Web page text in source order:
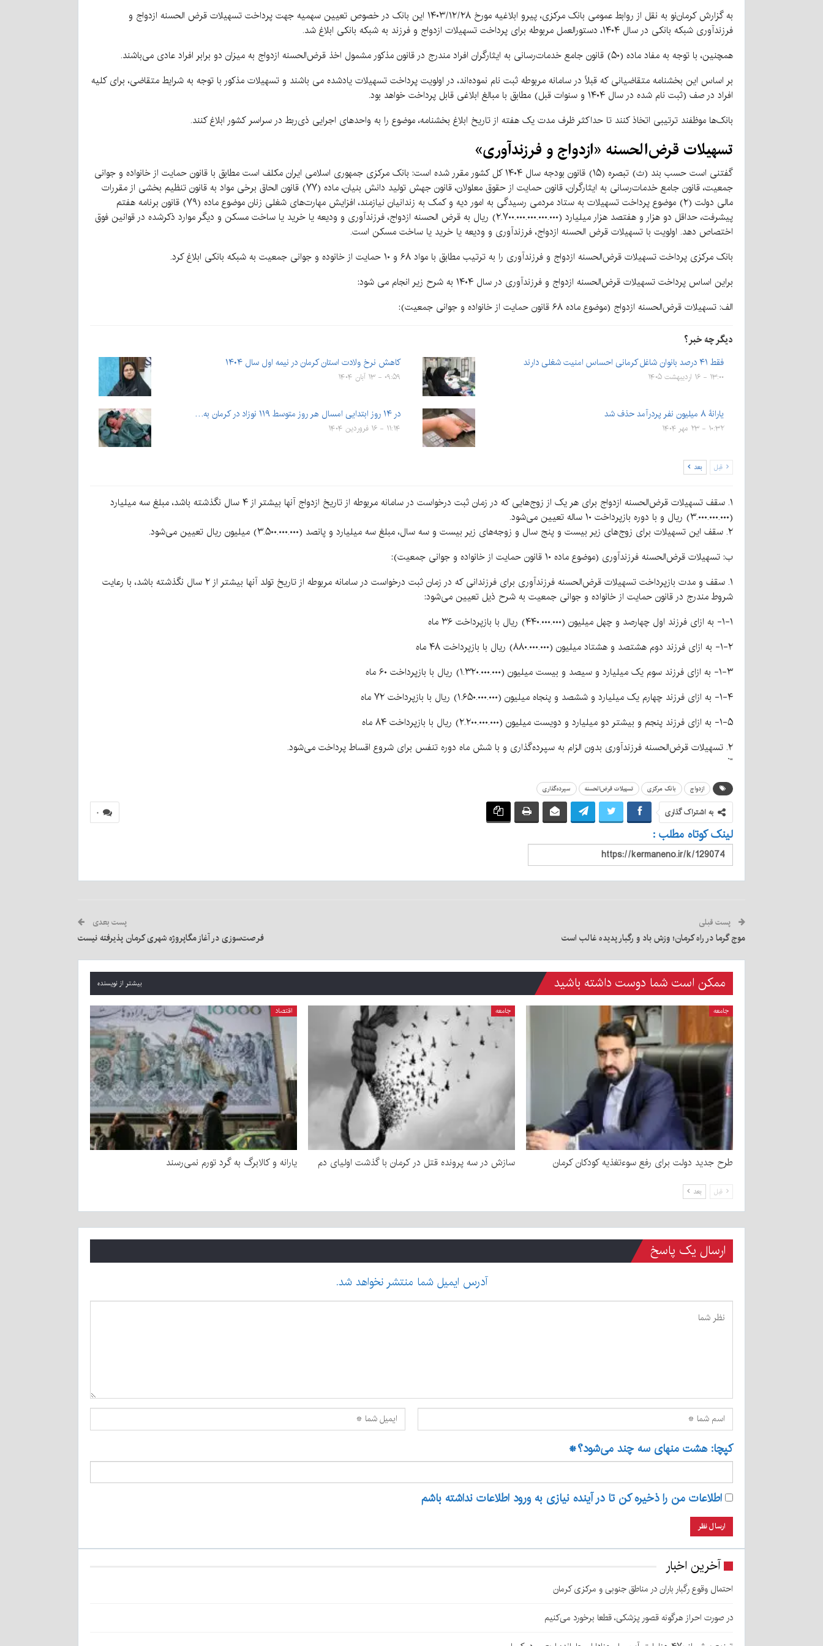
به گزارش کرمان‌نو به نقل از روابط عمومی بانک مرکزی، پیرو ابلاغیه مورخ ۲۸‏/۱۲‏/۱۴۰۳ این بانک در خصوص تعیین سهمیه جهت پرداخت تسهیلات قرض الحسنه ازدواج و
فرزندآوری شبکه بانکی در سال ۱۴۰۴، دستورالعمل مربوطه برای پرداخت تسهیلات ازدواج و فرزند به شبکه بانکی ابلاغ شد.
همچنین، با توجه به مفاد ماده (۵۰) قانون جامع خدمات‌رسانی به ایثارگران افراد مندرج در قانون مذکور مشمول اخذ قرض‌الحسنه ازدواج به میزان دو برابر افراد عادی می‌باشند.
بر اساس این بخشنامه متقاضیانی که قبلاً در سامانه مربوطه ثبت نام نموده‌اند، در اولویت پرداخت تسهیلات یادشده می باشند و تسهیلات مذکور با توجه به شرایط متقاضی، برای کلیه
افراد در صف (ثبت نام شده در سال ۱۴۰۴ و سنوات قبل) مطابق با مبالغ ابلاغی قابل پرداخت خواهد بود.
بانک‌ها موظفند ترتیبی اتخاذ کنند تا حداکثر ظرف مدت یک هفته از تاریخ ابلاغ بخشنامه، موضوع را به واحدهای اجرایی ذی‌ربط در سراسر کشور ابلاغ کنند.
تسهیلات قرض‌الحسنه «ازدواج و فرزندآوری»
گفتنی است حسب بند (ث) تبصره (۱۵) قانون بودجه سال ۱۴۰۴ کل کشور مقرر شده است: بانک مرکزی جمهوری اسلامی ایران مکلف است مطابق با قانون حمایت از خانواده و جوانی
جمعیت، قانون جامع خدمات‌رسانی به ایثارگران، قانون حمایت از حقوق معلولان، قانون جهش تولید دانش بنیان، ماده (۷۷) قانون الحاق برخی مواد به قانون تنظیم بخشی از مقررات
مالی دولت (۲) موضوع پرداخت تسهیلات به ستاد مردمی رسیدگی به امور دیه و کمک به زندانیان نیازمند، افزایش مهارت‌های شغلی زنان موضوع ماده (۷۹) قانون برنامه هفتم
پیشرفت، حداقل دو هزار و هفتصد هزار میلیارد (۲.۷۰۰.۰۰۰.۰۰۰.۰۰۰.۰۰۰) ریال به قرض الحسنه ازدواج، فرزندآوری و ودیعه یا خرید یا ساخت مسکن و دیگر موارد ذکرشده در قوانین فوق
اختصاص دهد. اولویت با تسهیلات قرض الحسنه ازدواج، فرزندآوری و ودیعه یا خرید یا ساخت مسکن است.
بانک مرکزی پرداخت تسهیلات قرض‌الحسنه ازدواج و فرزندآوری را به ترتیب مطابق با مواد ۶۸ و ۱۰ حمایت از خانوده و جوانی جمعیت به شبکه بانکی ابلاغ کرد.
براین اساس پرداخت تسهیلات قرض‌الحسنه ازدواج و فرزندآوری در سال ۱۴۰۴ به شرح زیر انجام می شود:
الف: تسهیلات قرض‌الحسنه ازدواج (موضوع ماده ۶۸ قانون حمایت از خانواده و جوانی جمعیت):
دیگر چه خبر؟
فقط ۴۱ درصد بانوان شاغل کرمانی احساس امنیت شغلی دارند
۱۳:۰۰ - ۱۶ اردیبهشت ۱۴۰۵
کاهش نرخ ولادت استان کرمان در نیمه اول سال ۱۴۰۴
۰۹:۵۹ - ۱۳ آبان ۱۴۰۴
یارانۀ ۸ میلیون نفر پردرآمد حذف شد
۱۰:۳۲ - ۲۳ مهر ۱۴۰۴
در ۱۴ روز ابتدایی امسال هر روز متوسط ۱۱۹ نوزاد در کرمان به…
۱۱:۱۴ - ۱۶ فروردین ۱۴۰۴
قبل بعد
۱. سقف تسهیلات قرض‌الحسنه ازدواج برای هر یک از زوج‌هایی که در زمان ثبت درخواست در سامانه مربوطه از تاریخ ازدواج آنها بیشتر از ۴ سال نگذشته باشد، مبلغ سه میلیارد
(۳.۰۰۰.۰۰۰.۰۰۰) ریال و با دوره بازپرداخت ۱۰ ساله تعیین می‌شود.
۲. سقف این تسهیلات برای زوج‌های زیر بیست و پنج سال و زوجه‌های زیر بیست و سه سال، مبلغ سه میلیارد و پانصد (۳.۵۰۰.۰۰۰.۰۰۰) میلیون ریال تعیین می‌شود.
ب: تسهیلات قرض‌الحسنه فرزندآوری (موضوع ماده ۱۰ قانون حمایت از خانواده و جوانی جمعیت):
۱. سقف و مدت بازپرداخت تسهیلات قرض‌الحسنه فرزندآوری برای فرزندانی که در زمان ثبت درخواست در سامانه مربوطه از تاریخ تولد آنها بیشتر از ۲ سال نگذشته باشد، با رعایت
شروط مندرج در قانون حمایت از خانواده و جوانی جمعیت به شرح ذیل تعیین می‌شود:
۱‏-۱‏- به ازای فرزند اول چهارصد و چهل میلیون (۴۴۰.۰۰۰.۰۰۰) ریال با بازپرداخت ۳۶ ماه
۲‏-۱‏- به ازای فرزند دوم هشتصد و هشتاد میلیون (۸۸۰.۰۰۰.۰۰۰) ریال با بازپرداخت ۴۸ ماه
۳‏-۱‏- به ازای فرزند سوم یک میلیارد و سیصد و بیست میلیون (۱.۳۲۰.۰۰۰.۰۰۰) ریال با بازپرداخت ۶۰ ماه
۴‏-۱‏- به ازای فرزند چهارم یک میلیارد و ششصد و پنجاه میلیون (۱.۶۵۰.۰۰۰.۰۰۰) ریال با بازپرداخت ۷۲ ماه
۵‏-۱‏- به ازای فرزند پنجم و بیشتر دو میلیارد و دویست میلیون (۲.۲۰۰.۰۰۰.۰۰۰) ریال با بازپرداخت ۸۴ ماه
۲. تسهیلات قرض‌الحسنه فرزندآوری بدون الزام به سپرده‌گذاری و با شش ماه دوره تنفس برای شروع اقساط پرداخت می‌شود.
“`
ازدواج بانک مرکزی تسهیلات قرض‌الحسنه سپرده‌گذاری
۰ به اشتراک گذاری
لینک کوتاه مطلب :
پست قبلی
موج گرما در راه کرمان؛ وزش باد و رگبار پدیده غالب است
پست بعدی
فرصت‌سوزی در آغاز مگاپروژه شهری کرمان پذیرفته نیست
ممکن است شما دوست داشته باشید بیشتر از نویسنده
جامعه
طرح جدید دولت برای رفع سوءتغذیه کودکان کرمان
جامعه
سازش در سه پرونده قتل در کرمان با گذشت اولیای دم
اقتصاد
یارانه و کالابرگ به گرد تورم نمی‌رسند
قبل بعد
ارسال یک پاسخ
آدرس ایمیل شما منتشر نخواهد شد.
کپچا: هشت منهای سه چند می‌شود؟*
اطلاعات من را ذخیره کن تا در آینده نیازی به ورود اطلاعات نداشته باشم
آخرین اخبار
احتمال وقوع رگبار باران در مناطق جنوبی و مرکزی کرمان
در صورت احراز هرگونه قصور پزشکی، قطعا برخورد می‌کنیم